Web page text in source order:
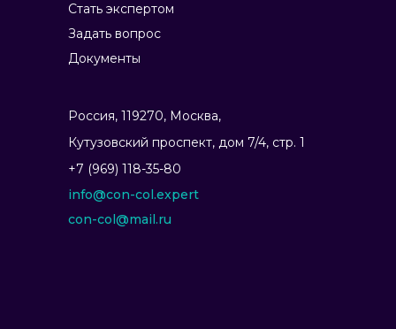
Стать экспертом
Задать вопрос
Документы
Россия, 119270, Москва,
info@con-col.expert
+7 (969) 118-35-80
Ку­тузов­ский прос­пект, дом 7/4, стр. 1
con-col@mail.ru